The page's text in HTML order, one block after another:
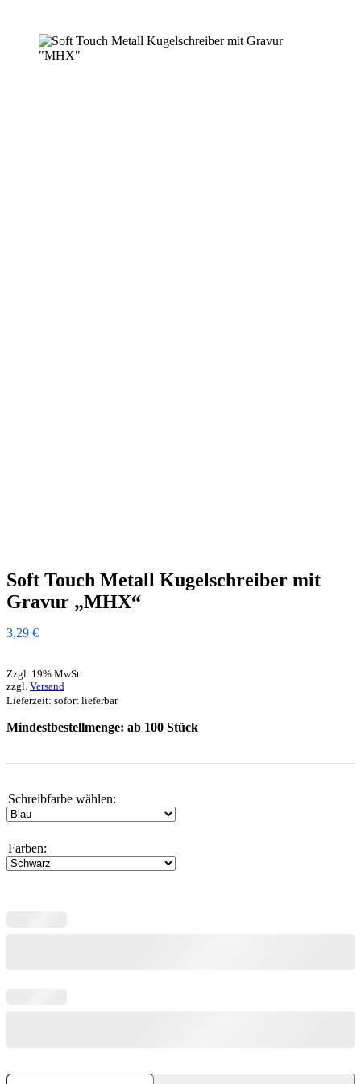
Soft Touch Metall Kugelschreiber mit
Gravur „MHX“
3,29 €
Zzgl. 19% MwSt.
zzgl. Versand
Lieferzeit: sofort lieferbar
Mindestbestellmenge: ab 100 Stück
Schreibfarbe wählen:
Farben:
Soft